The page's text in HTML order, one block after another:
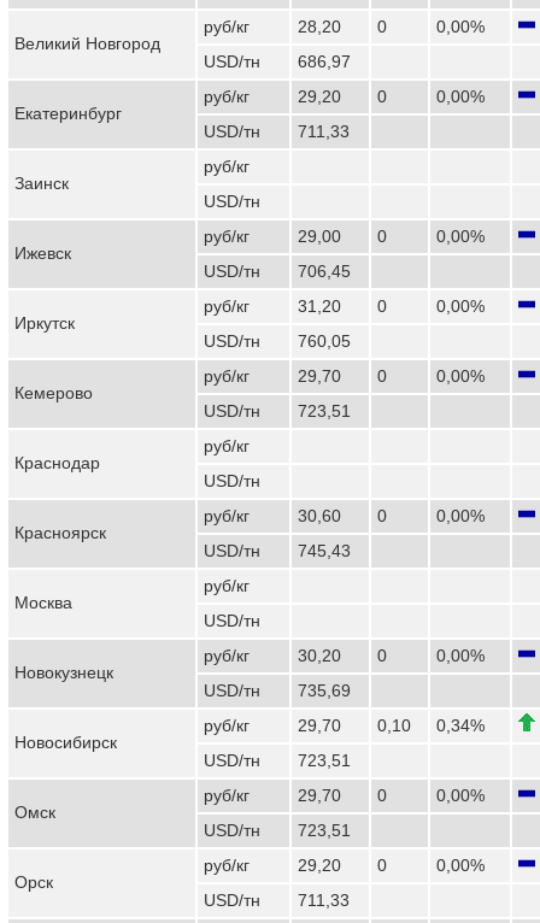
Великий Новгород
руб/кг 28,20 0
0,00%
USD/тн
686,97
Екатеринбург
руб/кг 29,20 0
0,00%
USD/тн
711,33
Заинск
руб/кг
USD/тн
Ижевск
руб/кг 29,00 0
0,00%
USD/тн
706,45
Иркутск
руб/кг 31,20 0
0,00%
USD/тн
760,05
Кемерово
руб/кг 29,70 0
0,00%
USD/тн
723,51
Краснодар
руб/кг
USD/тн
Красноярск
руб/кг 30,60 0
0,00%
USD/тн
745,43
Москва
руб/кг
USD/тн
Новокузнецк
руб/кг 30,20 0
0,00%
USD/тн
735,69
Новосибирск
руб/кг 29,70 0,10
0,34%
USD/тн
723,51
Омск
руб/кг 29,70 0
0,00%
USD/тн
723,51
Орск
руб/кг 29,20 0
0,00%
USD/тн
711,33